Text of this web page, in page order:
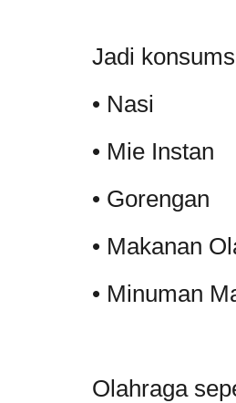
Jadi
• Nasi
• Mie Instan
• Gorengan
• Makanan
• Minuman
Olahraga